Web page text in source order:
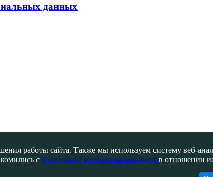
данных
работы сайта. Также мы используем систему веб-
с Политикой конфиденциальностив отношении